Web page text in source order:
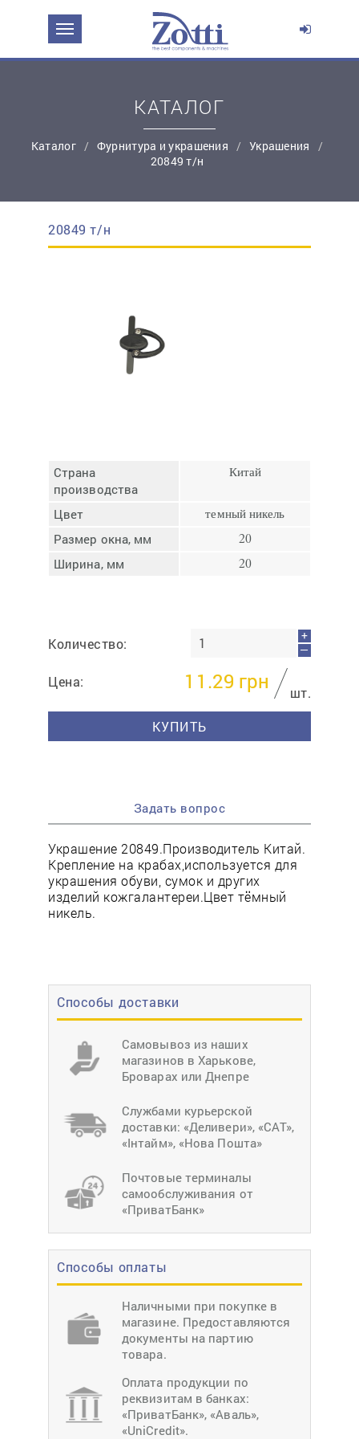
КАТАЛОГ
Каталог Фурнитура и украшения
Украшения
20849 т/н
Способы доставки
Самовывоз из наших
магазинов в Харькове,
Броварах или Днепре
Службами курьерской
доставки: «Деливери», «САТ»,
«Інтайм», «Нова Пошта»
Почтовые терминалы
самообслуживания от
«ПриватБанк»
Способы оплаты
Наличными при покупке в
магазине. Предоставляются
документы на партию
товара.
Оплата продукции по
реквизитам в банках:
«ПриватБанк», «Аваль»,
«UniCredit».
20849 т/н
Страна
производства
Китай
Цвет темный никель
Размер окна, мм 20
Ширина, мм 20
Количество:
+
—
Цена: 11.29 грн
шт.
КУПИТЬ
Задать вопрос
Украшение 20849.Производитель Китай.
Крепление на крабах,используется для
украшения обуви, сумок и других
изделий кожгалантереи.Цвет тёмный
никель.
ЗАДАТЬ ВОПРОС О ПРОДУКТЕ
Эл. почта:
Контактный телефон:*